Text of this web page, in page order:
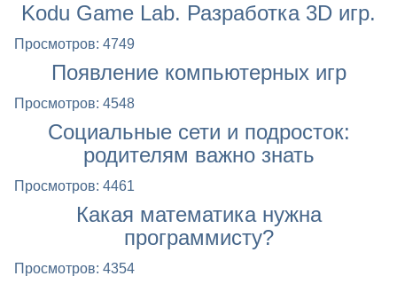
Kodu Game Lab. Разработка 3D игр.
Просмотров: 4749
Появление компьютерных игр
Просмотров: 4548
Социальные сети и подросток:
родителям важно знать
Просмотров: 4461
Какая математика нужна
программисту?
Просмотров: 4354